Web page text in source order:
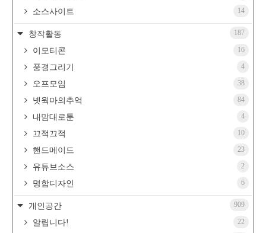
소스사이트 14
창작활동 187
이모티콘 16
풍경그리기 4
오프모임 38
넷웍마의추억 84
내맘대로툰 4
끄적끄적 10
핸드메이드 23
유튜브소스 2
명함디자인 6
개인공간 909
알립니다! 22